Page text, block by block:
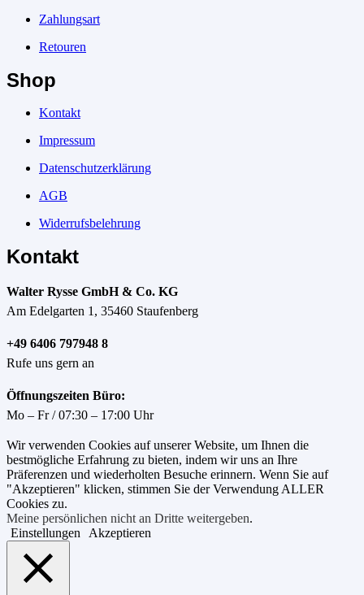
Zahlungsart
Retouren
Shop
Kontakt
Impressum
Datenschutzerklärung
AGB
Widerrufsbelehrung
Kontakt
Walter Rysse GmbH & Co. KG
Am Edelgarten 1, 35460 Staufenberg
+49 6406 797948 8
Rufe uns gern an
Öffnungszeiten Büro:
Mo – Fr / 07:30 – 17:00 Uhr
Wir verwenden Cookies auf unserer Website, um Ihnen die
bestmögliche Erfahrung zu bieten, indem wir uns an Ihre
Präferenzen und wiederholten Besuche erinnern. Wenn Sie auf
"Akzeptieren" klicken, stimmen Sie der Verwendung ALLER
Cookies zu.
Meine persönlichen nicht an Dritte weitergeben.
Einstellungen
Akzeptieren